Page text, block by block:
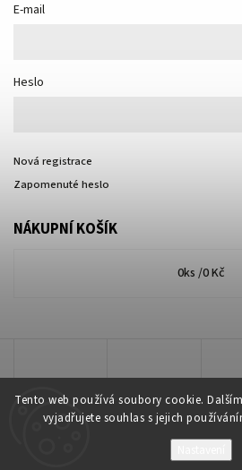
Tento web používá soubory cookie.
vyjadřujete souhlas s jejich
E-mail
Heslo
Nová registrace
Zapomenuté heslo
NÁKUPNÍ KOŠÍK
0ks /0 Kč